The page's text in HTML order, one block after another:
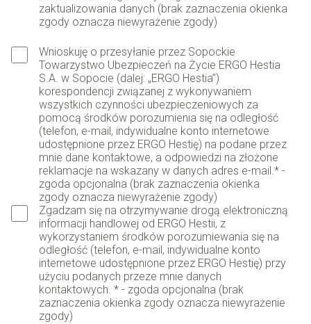
zaktualizowania danych (brak zaznaczenia okienka
zgody oznacza niewyrażenie zgody)
Wnioskuję o przesyłanie przez Sopockie
Towarzystwo Ubezpieczeń na Życie ERGO Hestia
S.A. w Sopocie (dalej: „ERGO Hestia”)
korespondencji związanej z wykonywaniem
wszystkich czynności ubezpieczeniowych za
pomocą środków porozumienia się na odległość
(telefon, e-mail, indywidualne konto internetowe
udostępnione przez ERGO Hestię) na podane przez
mnie dane kontaktowe, a odpowiedzi na złożone
reklamacje na wskazany w danych adres e-mail.* -
zgoda opcjonalna (brak zaznaczenia okienka
zgody oznacza niewyrażenie zgody)
Zgadzam się na otrzymywanie drogą elektroniczną
informacji handlowej od ERGO Hestii, z
wykorzystaniem środków porozumiewania się na
odległość (telefon, e-mail, indywidualne konto
internetowe udostępnione przez ERGO Hestię) przy
użyciu podanych przeze mnie danych
kontaktowych. * - zgoda opcjonalna (brak
zaznaczenia okienka zgody oznacza niewyrażenie
zgody)